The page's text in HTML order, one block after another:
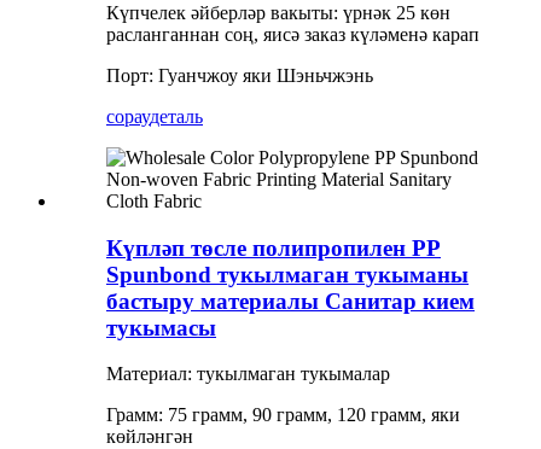
Күпчелек әйберләр вакыты: үрнәк 25 көн
расланганнан соң, яисә заказ күләменә карап
Порт: Гуанчжоу яки Шэньчжэнь
сораудеталь
Күпләп төсле полипропилен PP
Spunbond тукылмаган тукыманы
бастыру материалы Санитар кием
тукымасы
Материал: тукылмаган тукымалар
Грамм: 75 грамм, 90 грамм, 120 грамм, яки
көйләнгән